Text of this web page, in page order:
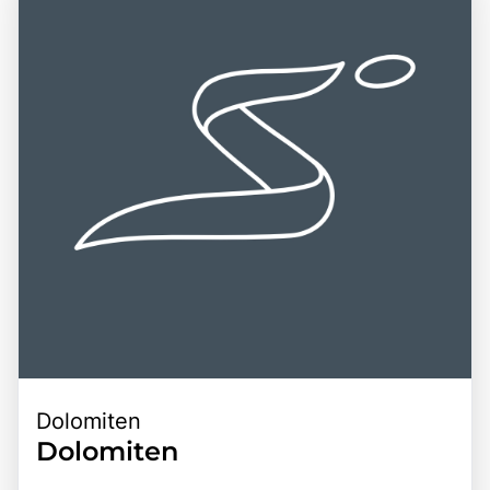
die herzliche Gastfreundschaft der Einheimischen, die
beeindruckende Natur und die faszinierende Kultur dieser
einzigartigen Region zu erleben. Die Kombination aus
Abenteuer, Erholung und kulinarischen Genüssen macht
Südtirol zu einem unvergesslichen Ziel für Reisende.
längere Aufenthalte. Die Kombination aus
atemberaubenden Landschaften, reicher Geschichte und
einer Vielzahl von Freizeitmöglichkeiten macht Südtirol zu
einem unvergesslichen Erlebnis für alle, die die Schönheit
und Vielfalt dieser einzigartigen Region entdecken
Dolomiten
Dolomiten